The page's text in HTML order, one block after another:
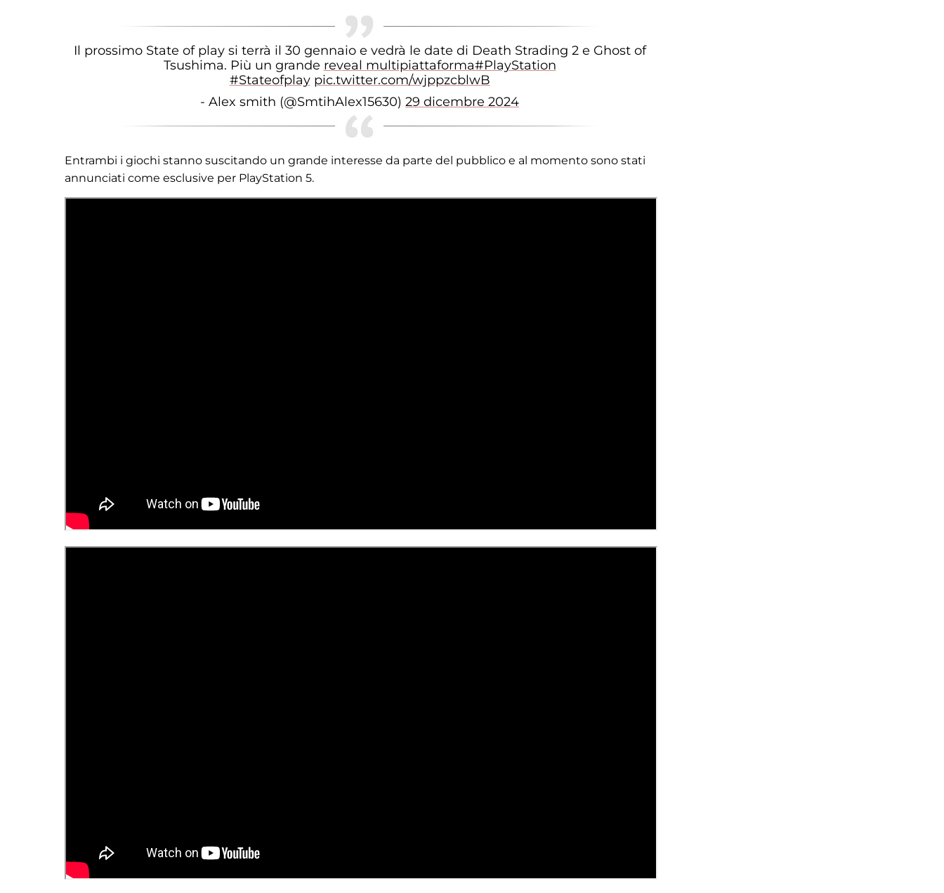
Il prossimo State of play si terrà il 30 gennaio e vedrà le date di Death Strading 2 e Ghost of
Tsushima. Più un grande reveal multipiattaforma#PlayStation
#Stateofplay pic.twitter.com/wjppzcblwB
- Alex smith (@SmtihAlex15630) 29 dicembre 2024
Entrambi i giochi stanno suscitando un grande interesse da parte del pubblico e al momento sono stati
annunciati come esclusive per PlayStation 5.